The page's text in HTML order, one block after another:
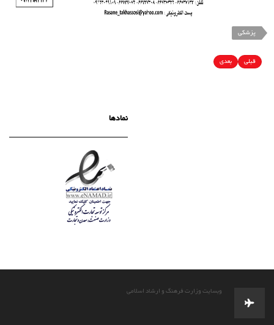
پزشکی
قبلی بعدی
نمادها
وبسایت وزارت فرهنگ و ارشاد اسلامی